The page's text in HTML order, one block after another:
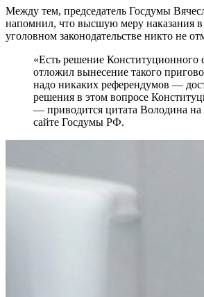
Между тем, председатель Госдумы
напомнил, что высшую меру наказания
уголовном законодательстве никто не
«Есть решение Конституционного
отложил вынесение такого
надо никаких референдумов —
решения в этом вопросе
— приводится цитата Володина
сайте Госдумы РФ.